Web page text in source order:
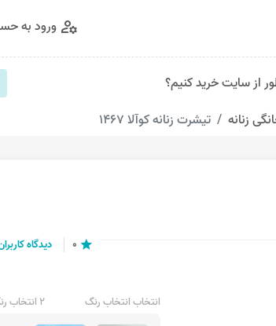
manage_accounts ورود به
از سایت خرید کنیم؟
زنانه تیشرت زنانه کوآلا 1467
star
0 دیدگاه
انتخاب انتخاب رنگ 2 انتخاب رنگ موجود است